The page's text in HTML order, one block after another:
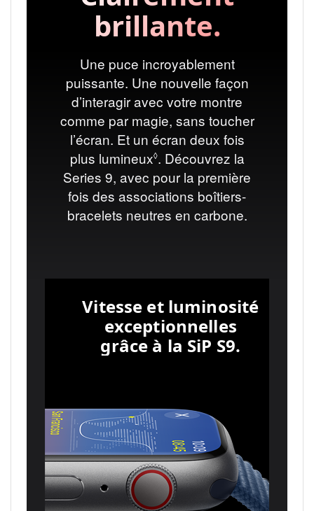
brillante.
Une puce incroyablement
puissante. Une nouvelle façon
d’interagir avec votre montre
comme par magie, sans toucher
l’écran. Et un écran deux fois
plus lumineux◊Renvoi aux mentions
. Découvrez la
Series 9, avec pour la première
fois des associations boîtiers-
bracelets neutres en carbone.
Vitesse et luminosité
exceptionnelles
grâce à la SiP S9.